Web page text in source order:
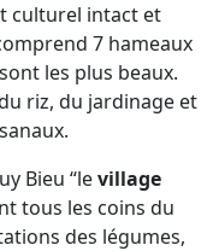
culturel intact et
7 hameaux
les plus beaux.
riz, du jardinage et
Bieu “levillage
tous les coins du
des légumes,